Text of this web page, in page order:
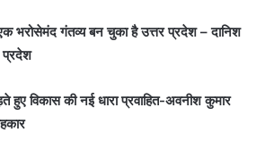
भरोसेमंद गंतव्य बन चुका है उत्तर प्रदेश – दानिश
प्रदेश
हुए विकास की नई धारा प्रवाहित-अवनीश कुमार